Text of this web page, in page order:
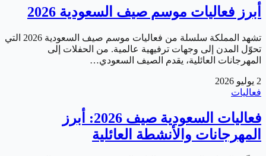
أبرز فعاليات موسم صيف السعودية 2026
تشهد المملكة سلسلة من فعاليات موسم صيف السعودية 2026 التي
تحوّل المدن إلى وجهات ترفيهية عالمية. من الحفلات إلى
المهرجانات العائلية، يقدم الصيف السعودي…
2 يوليو 2026
فعاليات
فعاليات السعودية صيف 2026: أبرز
المهرجانات والأنشطة العائلية